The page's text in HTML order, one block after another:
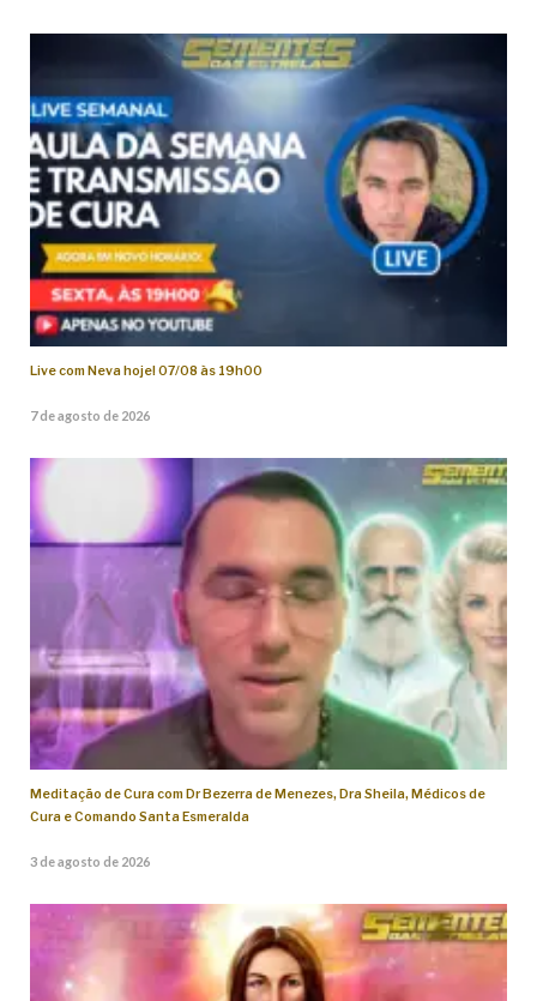
Live com Neva hoje! 07/08 às 19h00
7 de agosto de 2026
Meditação de Cura com Dr Bezerra de Menezes, Dra Sheila, Médicos de
Cura e Comando Santa Esmeralda
3 de agosto de 2026